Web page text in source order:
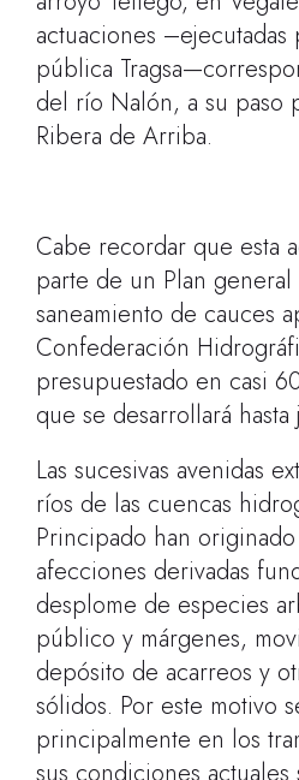
actuaciones –ejecutadas
pública
del río Nalón, a su paso
Ribera de Arriba.
Cabe recordar que esta
parte de un Plan
saneamiento de cauces
Confederación
presupuestado en casi
que se desarrollará
Las sucesivas avenidas
ríos de las cuencas
Principado han
afecciones derivadas
desplome de especies
público y márgenes,
depósito de acarreos y
sólidos. Por este motivo
principalmente en los